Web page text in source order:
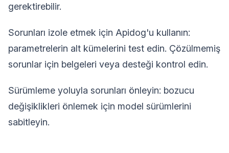
gerektirebilir.
Sorunları izole etmek için Apidog'u kullanın:
parametrelerin alt kümelerini test edin. Çözülmemiş
sorunlar için belgeleri veya desteği kontrol edin.
Sürümleme yoluyla sorunları önleyin: bozucu
değişiklikleri önlemek için model sürümlerini
sabitleyin.